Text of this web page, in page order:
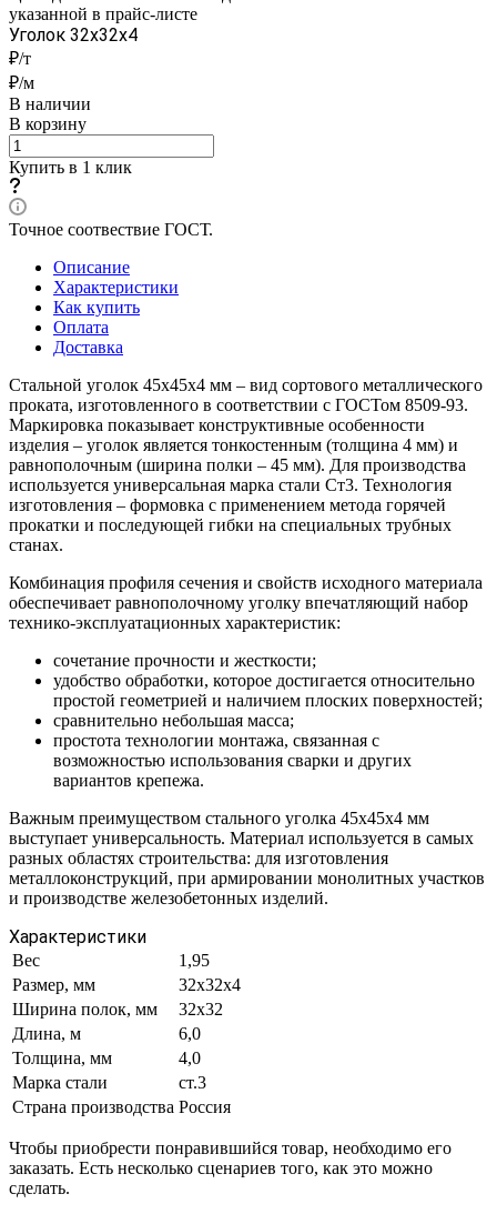
указанной в прайс-листе
Уголок 32x32x4
₽/т
₽/м
В наличии
В корзину
Купить в 1 клик
Точное соотвествие ГОСТ.
Описание
Характеристики
Как купить
Оплата
Доставка
Стальной уголок 45х45х4 мм – вид сортового металлического
проката, изготовленного в соответствии с ГОСТом 8509-93.
Маркировка показывает конструктивные особенности
изделия – уголок является тонкостенным (толщина 4 мм) и
равнополочным (ширина полки – 45 мм). Для производства
используется универсальная марка стали Ст3. Технология
изготовления – формовка с применением метода горячей
прокатки и последующей гибки на специальных трубных
станах.
Комбинация профиля сечения и свойств исходного материала
обеспечивает равнополочному уголку впечатляющий набор
технико-эксплуатационных характеристик:
сочетание прочности и жесткости;
удобство обработки, которое достигается относительно
простой геометрией и наличием плоских поверхностей;
сравнительно небольшая масса;
простота технологии монтажа, связанная с
возможностью использования сварки и других
вариантов крепежа.
Важным преимуществом стального уголка 45х45х4 мм
выступает универсальность. Материал используется в самых
разных областях строительства: для изготовления
металлоконструкций, при армировании монолитных участков
и производстве железобетонных изделий.
Характеристики
Вес
1,95
Размер, мм
32x32x4
Ширина полок, мм
32x32
Длина, м
6,0
Толщина, мм
4,0
Марка стали
ст.3
Страна производства Россия
Чтобы приобрести понравившийся товар, необходимо его
заказать. Есть несколько сценариев того, как это можно
сделать.